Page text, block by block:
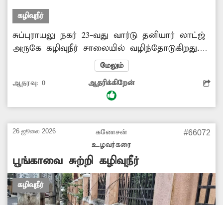
கழிவுநீர்
சுப்புராயலு நகர் 23-வது வார்டு தனியார் லாட்ஜ்
அருகே கழிவுநீர் சாலையில் வழிந்தோடுகிறது.
இதனால் கடும் துர்நாற்றம் வீசுவதோடு,
பல்வேறு தொற்றுநோய்கள் பரவும் அபாயமும்
உருவாகியுள்ளது. இதன் காரணமாக
அப்பகுதியில் சுகாதார சீ்ர்கேடு ஏற்படுவதால்
வருகின்றனர். இதை தவிர்க்க அதிகாரிகள் உரிய
நடடிக்கை எடுக்க வேண்டும்.
மேலும்
ஆதரவு: 0 ஆதரிக்கிறேன்
26 ஜூலை 2026
கணேசன்
உழவர்கரை
#66072
பூங்காவை சுற்றி கழிவுநீர்
கழிவுநீர்